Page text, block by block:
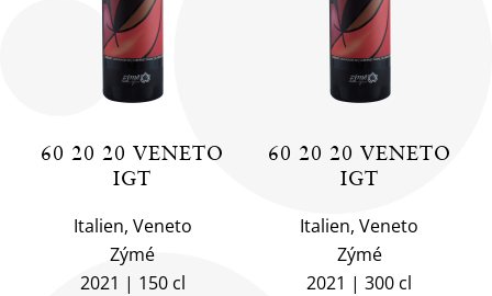
60 20 20 VENETO
IGT
Italien, Veneto
Zýmé
2021
150 cl
60 20 20 VENETO
IGT
Italien, Veneto
Zýmé
2021
300 cl